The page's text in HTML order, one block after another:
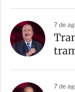
7 de
7 de